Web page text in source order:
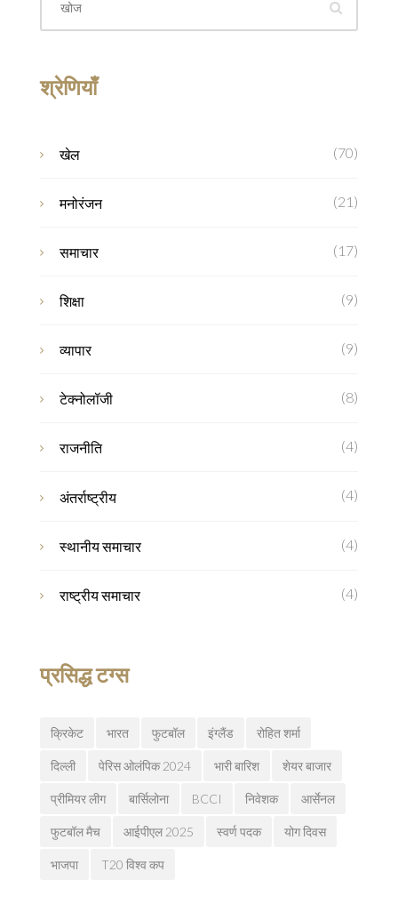
श्रेणियाँ
खेल (70)
मनोरंजन (21)
समाचार (17)
शिक्षा (9)
व्यापार (9)
टेक्नोलॉजी (8)
राजनीति (4)
अंतर्राष्ट्रीय (4)
स्थानीय समाचार (4)
राष्ट्रीय समाचार (4)
प्रसिद्ध टग्स
क्रिकेट भारत फुटबॉल इंग्लैंड रोहित शर्मा
दिल्ली पेरिस ओलंपिक 2024 भारी बारिश शेयर बाजार
प्रीमियर लीग बार्सिलोना BCCI निवेशक आर्सेनल
फुटबॉल मैच आईपीएल 2025 स्वर्ण पदक योग दिवस
भाजपा T20 विश्व कप